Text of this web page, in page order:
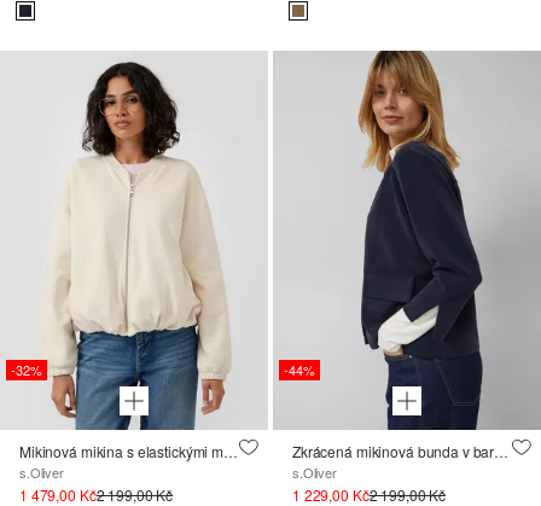
-32%
Mikinová mikina s elastickými manžetami
s.Oliver
1 479,00 Kč2 199,00 Kč
-44%
Zkrácená mikinová bunda v barvě Scuba
s.Oliver
1 229,00 Kč2 199,00 Kč